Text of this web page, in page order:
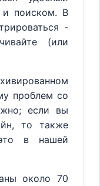
и поиском. В
-
(или
проблем со
если вы
то также
в нашей
около 70